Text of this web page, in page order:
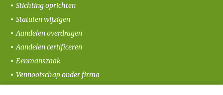
Stichting oprichten
Statuten wijzigen
Aandelen overdragen
Aandelen certificeren
Eenmanszaak
Vennootschap onder firma